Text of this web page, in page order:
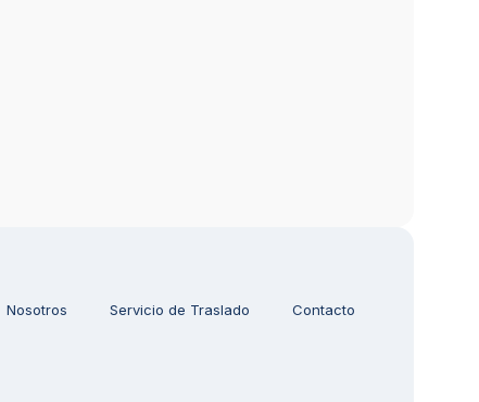
Nosotros Servicio de Traslado Contacto